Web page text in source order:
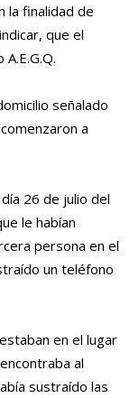
la finalidad de
que el
señalado
a
26 de julio del
le habían
persona en el
un teléfono
en el lugar
al
sustraído las